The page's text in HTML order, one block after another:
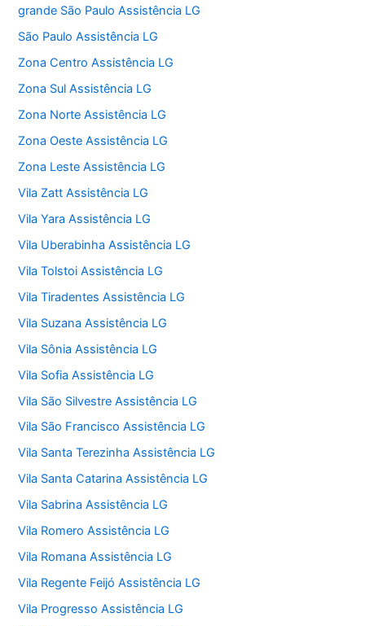
grande São Paulo Assistência LG
São Paulo Assistência LG
Zona Centro Assistência LG
Zona Sul Assistência LG
Zona Norte Assistência LG
Zona Oeste Assistência LG
Zona Leste Assistência LG
Vila Zatt Assistência LG
Vila Yara Assistência LG
Vila Uberabinha Assistência LG
Vila Tolstoi Assistência LG
Vila Tiradentes Assistência LG
Vila Suzana Assistência LG
Vila Sônia Assistência LG
Vila Sofia Assistência LG
Vila São Silvestre Assistência LG
Vila São Francisco Assistência LG
Vila Santa Terezinha Assistência LG
Vila Santa Catarina Assistência LG
Vila Sabrina Assistência LG
Vila Romero Assistência LG
Vila Romana Assistência LG
Vila Regente Feijó Assistência LG
Vila Progresso Assistência LG